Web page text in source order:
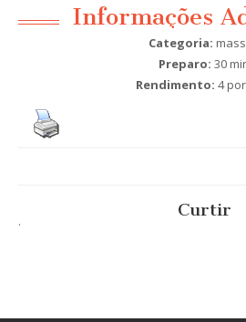
Informações
Categoria:
Preparo: 30
Rendimento: 4
Curtir
.